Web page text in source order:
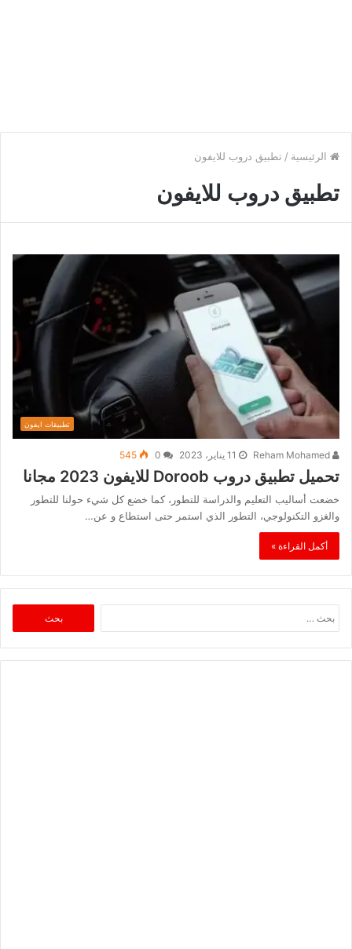
الرئيسية / تطبيق دروب للايفون
تطبيق دروب للايفون
تطبيقات ايفون
11 يناير، 2023 545
تحميل تطبيق دروب Doroob للايفون 2023 مجانا
خضعت أساليب التعليم والدراسة للتطور، كما خضع كل شيء حولنا للتطور
والغزو التكنولوجي، التطور الذي استمر حتى استطاع و عن…
أكمل القراءة »
عن: